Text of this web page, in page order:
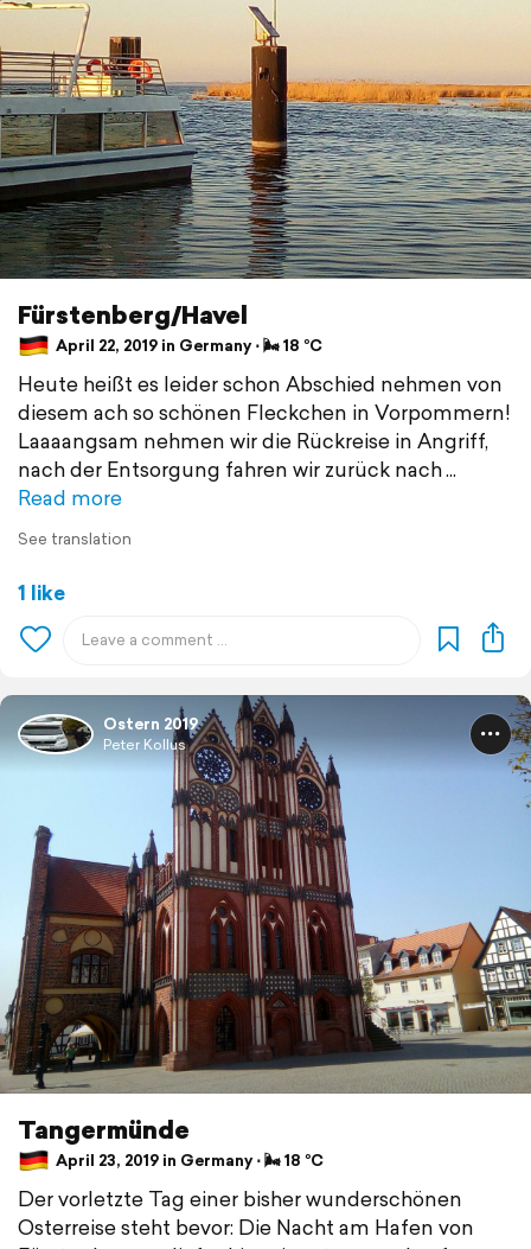
Fürstenberg/Havel
April 22, 2019 in Germany ⋅ 🌬 18 °C
Heute heißt es leider schon Abschied nehmen von
diesem ach so schönen Fleckchen in Vorpommern!
Laaaangsam nehmen wir die Rückreise in Angriff,
nach der Entsorgung fahren wir zurück nach
Read more
See translation
1 like
Ostern 2019
Peter Kollus
Tangermünde
April 23, 2019 in Germany ⋅ 🌬 18 °C
Der vorletzte Tag einer bisher wunderschönen
Osterreise steht bevor: Die Nacht am Hafen von